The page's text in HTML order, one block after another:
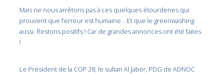
Mais ne nous arrêtons pas à ces quelques étourderies qui
prouvent que l’erreur est humaine… Et que le greenwashing
aussi. Restons positifs ! Car de grandes annonces ont été faites
!
Le Président de la COP 28, le sultan Al Jaber, PDG de ADNOC